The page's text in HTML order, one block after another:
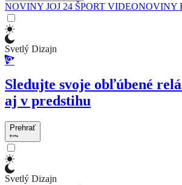
NOVINY JOJ 24 ŠPORT VIDEONOVINY
Svetlý Dizajn
Sledujte svoje obľúbené
aj v predstihu
Prehrať
Svetlý Dizajn